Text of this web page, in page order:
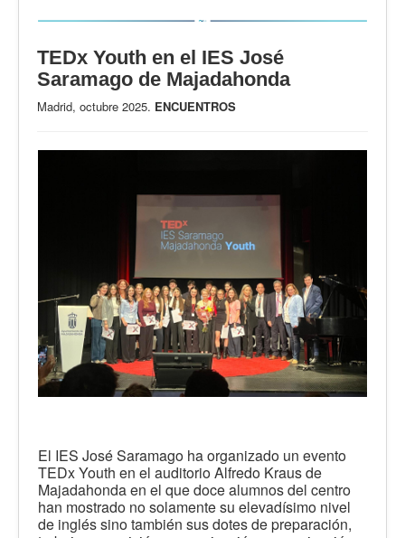
TEDx Youth en el IES José
Saramago de Majadahonda
Madrid, octubre 2025. ENCUENTROS
El IES José Saramago ha organizado un evento
TEDx Youth en el auditorio Alfredo Kraus de
Majadahonda en el que doce alumnos del centro
han mostrado no solamente su elevadísimo nivel
de inglés sino también sus dotes de preparación,